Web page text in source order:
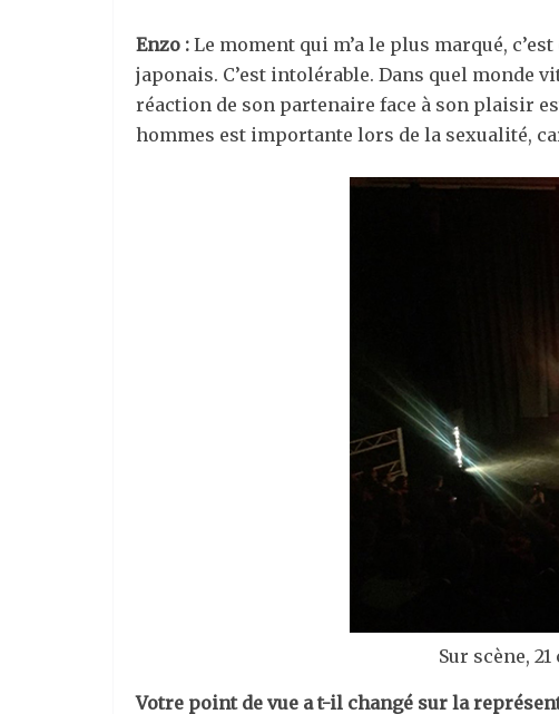
Enzo : Le moment qui m’a le plus marqué,
japonais. C’est intolérable. Dans quel monde
réaction de son partenaire face à son plaisir
hommes est importante lors de la sexualité,
Sur scène,
Votre point de vue a t-il changé sur la